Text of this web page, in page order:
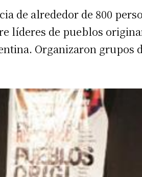
de alrededor de 800
líderes de pueblos
Organizaron grupos